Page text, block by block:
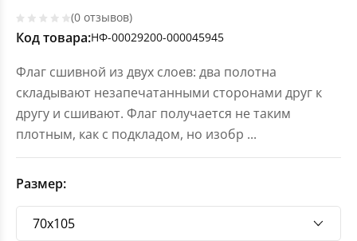
(0 отзывов)
Код товара:НФ-00029200-000045945
Флаг сшивной из двух слоев: два полотна
складывают незапечатанными сторонами друг к
другу и сшивают. Флаг получается не таким
плотным, как с подкладом, но изобр ...
Размер: